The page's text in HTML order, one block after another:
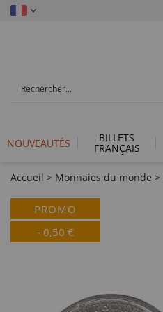
NOUVEAUTÉS BILLETS
FRANÇAIS
Accueil > Monnaies du monde >
PROMO
-0,50 €